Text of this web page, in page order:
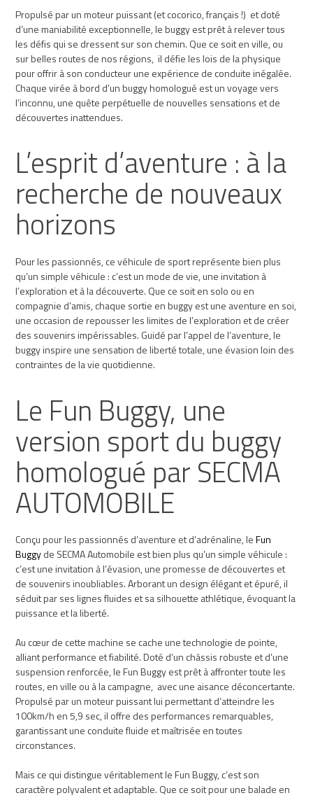
Propulsé par un moteur puissant (et cocorico, français !) et doté
d’une maniabilité exceptionnelle, le buggy est prêt à relever tous
les défis qui se dressent sur son chemin. Que ce soit en ville, ou
sur belles routes de nos régions, il défie les lois de la physique
pour offrir à son conducteur une expérience de conduite inégalée.
Chaque virée à bord d’un buggy homologué est un voyage vers
l’inconnu, une quête perpétuelle de nouvelles sensations et de
découvertes inattendues.
L’esprit d’aventure : à la
recherche de nouveaux
horizons
Pour les passionnés, ce véhicule de sport représente bien plus
qu’un simple véhicule : c’est un mode de vie, une invitation à
l’exploration et à la découverte. Que ce soit en solo ou en
compagnie d’amis, chaque sortie en buggy est une aventure en soi,
une occasion de repousser les limites de l’exploration et de créer
des souvenirs impérissables. Guidé par l’appel de l’aventure, le
buggy inspire une sensation de liberté totale, une évasion loin des
contraintes de la vie quotidienne.
Le Fun Buggy, une
version sport du buggy
homologué par SECMA
AUTOMOBILE
Conçu pour les passionnés d’aventure et d’adrénaline, leFun
Buggyde SECMA Automobile est bien plus qu’un simple véhicule :
c’est une invitation à l’évasion, une promesse de découvertes et
de souvenirs inoubliables. Arborant un design élégant et épuré, il
séduit par ses lignes fluides et sa silhouette athlétique, évoquant la
puissance et la liberté.
Au cœur de cette machine se cache une technologie de pointe,
alliant performance et fiabilité. Doté d’un châssis robuste et d’une
suspension renforcée, le Fun Buggy est prêt à affronter toute les
routes, en ville ou à la campagne, avec une aisance déconcertante.
Propulsé par un moteur puissant lui permettant d’atteindre les
100km/h en 5,9 sec, il offre des performances remarquables,
garantissant une conduite fluide et maîtrisée en toutes
circonstances.
Mais ce qui distingue véritablement le Fun Buggy, c’est son
caractère polyvalent et adaptable. Que ce soit pour une balade en